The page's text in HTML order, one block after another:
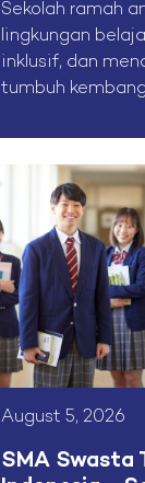
Sekolah ramah
lingkungan
inklusif, dan
tumbuh kembang
August 5, 2026
SMA Swasta